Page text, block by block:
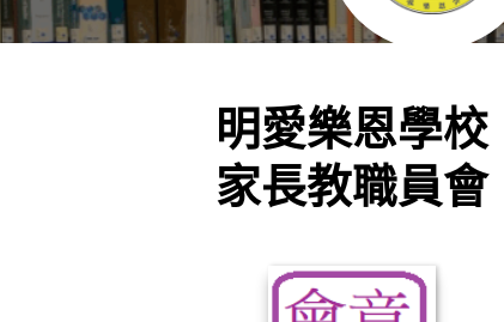
明愛樂恩學校
家長教職員會